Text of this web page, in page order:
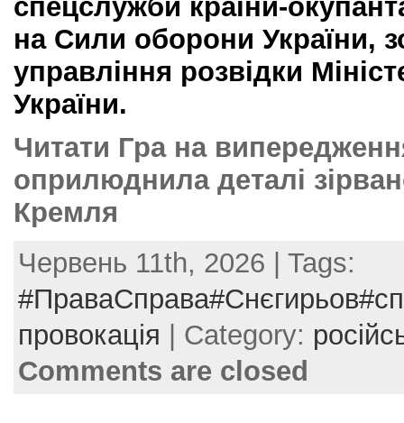
спецслужби країни-
на Сили оборони України,
управління розвідки
України.
Читати Гра на
оприлюднила деталі
Кремля
Червень 11th, 2026 | Tags:
провокація | Category:
Comments are closed